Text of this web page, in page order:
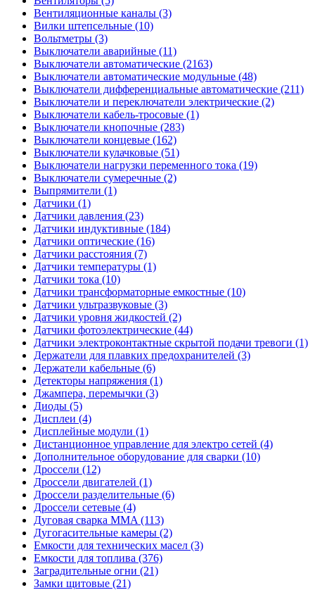
Вентиляционные каналы (3)
Вилки штепсельные (10)
Вольтметры (3)
Выключатели аварийные (11)
Выключатели автоматические (2163)
Выключатели автоматические модульные (48)
Выключатели дифференциальные автоматические (211)
Выключатели и переключатели электрические (2)
Выключатели кабель-тросовые (1)
Выключатели кнопочные (283)
Выключатели концевые (162)
Выключатели кулачковые (51)
Выключатели нагрузки переменного тока (19)
Выключатели сумеречные (2)
Выпрямители (1)
Датчики (1)
Датчики давления (23)
Датчики индуктивные (184)
Датчики оптические (16)
Датчики расстояния (7)
Датчики температуры (1)
Датчики тока (10)
Датчики трансформаторные емкостные (10)
Датчики ультразвуковые (3)
Датчики уровня жидкостей (2)
Датчики фотоэлектрические (44)
Датчики электроконтактные скрытой подачи тревоги (1)
Держатели для плавких предохранителей (3)
Держатели кабельные (6)
Детекторы напряжения (1)
Джампера, перемычки (3)
Диоды (5)
Дисплеи (4)
Дисплейные модули (1)
Дистанционное управление для электро сетей (4)
Дополнительное оборудование для сварки (10)
Дроссели (12)
Дроссели двигателей (1)
Дроссели разделительные (6)
Дроссели сетевые (4)
Дуговая сварка MMA (113)
Дугогасительные камеры (2)
Емкости для технических масел (3)
Емкости для топлива (376)
Заградительные огни (21)
Замки щитовые (21)